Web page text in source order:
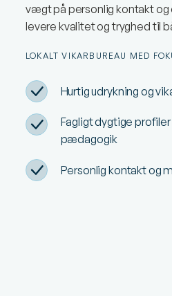
vægt på personlig kontakt og
levere kvalitet og tryghed til
LOKALT VIKARBUREAU MED
Hurtig udrykning og
Fagligt dygtige
pædagogik
Personlig kontakt og